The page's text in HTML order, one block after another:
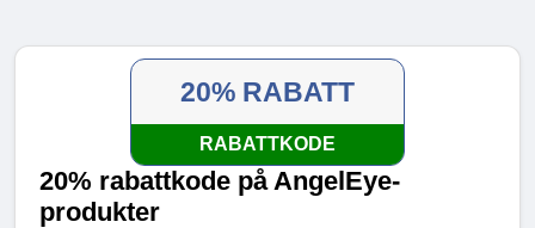
20% RABATT
RABATTKODE
20% rabattkode på AngelEye-
produkter